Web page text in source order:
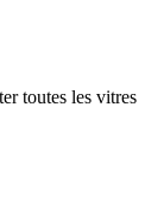
toutes les vitres